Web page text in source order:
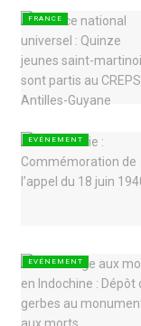
FRANCE
EVÉNEMENT
EVÉNEMENT